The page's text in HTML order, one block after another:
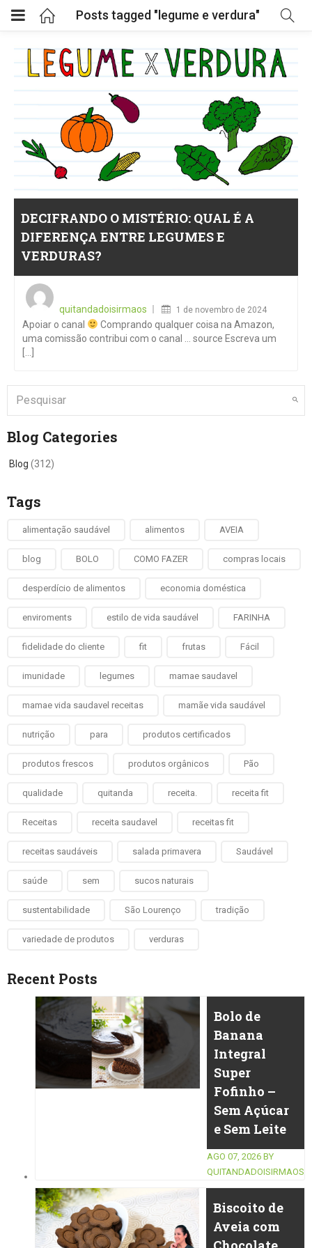
Posts tagged "legume e verdura"
DECIFRANDO O MISTÉRIO: QUAL É A
DIFERENÇA ENTRE LEGUMES E
VERDURAS?
quitandadoisirmaos
1 de novembro de 2024
Apoiar o canal
Comprando qualquer coisa na Amazon,
uma comissão contribui com o canal … source Escreva um
[...]
Blog Categories
Blog (312)
Tags
alimentação saudável alimentos AVEIA
blog BOLO COMO FAZER compras locais
desperdício de alimentos economia doméstica
enviroments estilo de vida saudável FARINHA
fidelidade do cliente fit frutas Fácil
imunidade legumes mamae saudavel
mamae vida saudavel receitas mamãe vida saudável
nutrição para produtos certificados
produtos frescos produtos orgânicos Pão
qualidade quitanda receita. receita fit
Receitas receita saudavel receitas fit
receitas saudáveis salada primavera Saudável
saúde sem sucos naturais
sustentabilidade São Lourenço tradição
variedade de produtos verduras
Recent Posts
Bolo de
Banana
Integral
Super
Fofinho –
Sem Açúcar
e Sem Leite
AGO 07, 2026 BY
QUITANDADOISIRMAOS
Biscoito de
Aveia com